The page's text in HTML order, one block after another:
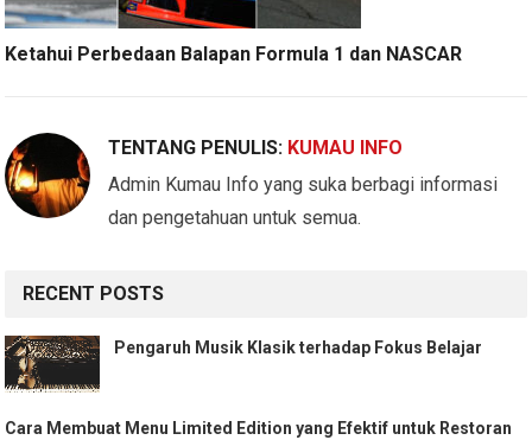
Ketahui Perbedaan Balapan Formula 1 dan NASCAR
TENTANG PENULIS: KUMAU INFO
Admin Kumau Info yang suka berbagi informasi
dan pengetahuan untuk semua.
RECENT POSTS
Pengaruh Musik Klasik terhadap Fokus Belajar
Cara Membuat Menu Limited Edition yang Efektif untuk Restoran